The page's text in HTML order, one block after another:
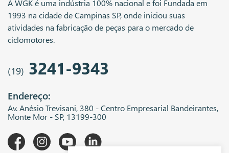
A WGK é uma indústria 100% nacional e foi Fundada em
1993 na cidade de Campinas SP, onde iniciou suas
atividades na fabricação de peças para o mercado de
ciclomotores.
(19) 3241-9343
Endereço:
Av. Anésio Trevisani, 380 - Centro Empresarial Bandeirantes,
Monte Mor - SP, 13199-300